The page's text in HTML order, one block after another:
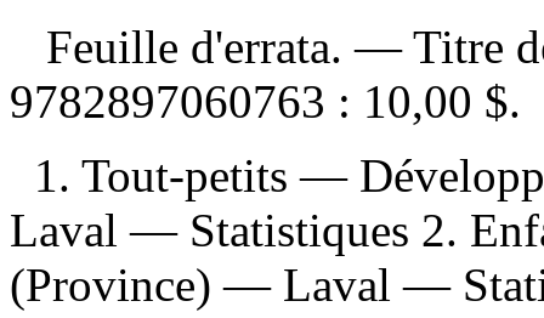
Feuille d'errata. — Titre
9782897060763 : 10,00 $.
1. Tout-petits —
Laval — Statistiques 2.
(Province) — Laval —